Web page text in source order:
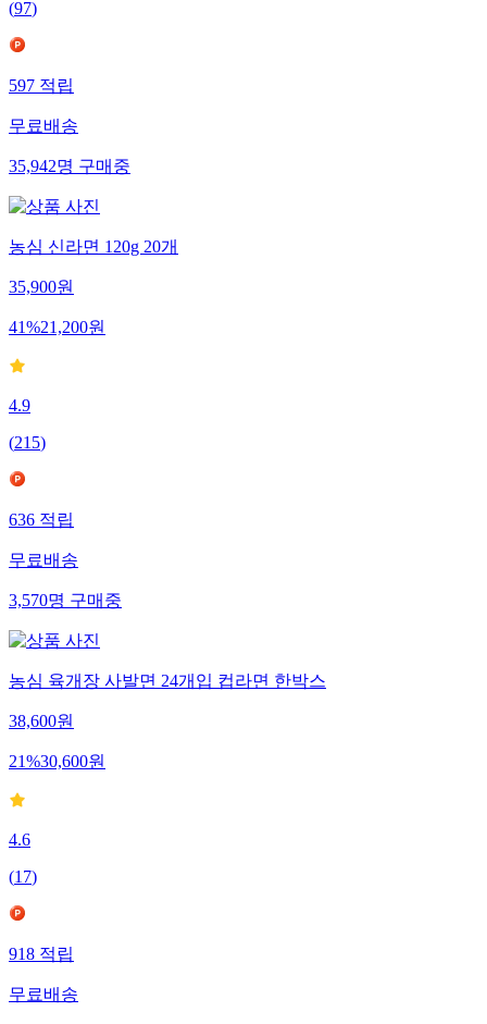
(97)
597 적립
무료배송
35,942명 구매중
농심 신라면 120g 20개
35,900원
41%21,200원
4.9
(215)
636 적립
무료배송
3,570명 구매중
농심 육개장 사발면 24개입 컵라면 한박스
38,600원
21%30,600원
4.6
(17)
918 적립
무료배송